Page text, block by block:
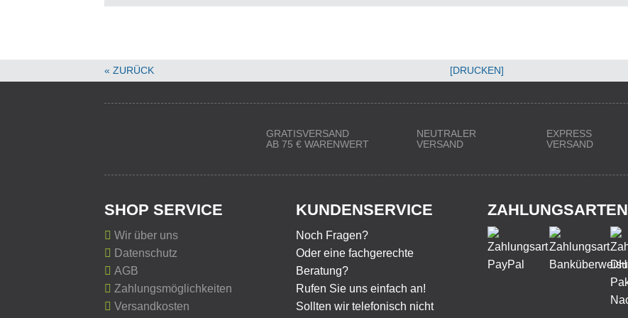
« ZURÜCK [DRUCKEN]
GRATISVERSAND
AB 75 € WARENWERT
NEUTRALER
VERSAND
EXPRESS
VERSAND
SHOP SERVICE
Wir über uns
Datenschutz
AGB
Zahlungsmöglichkeiten
Versandkosten
KUNDENSERVICE
Noch Fragen?
Oder eine fachgerechte
Beratung?
Rufen Sie uns einfach an!
Sollten wir telefonisch nicht
ZAHLUNGSARTEN